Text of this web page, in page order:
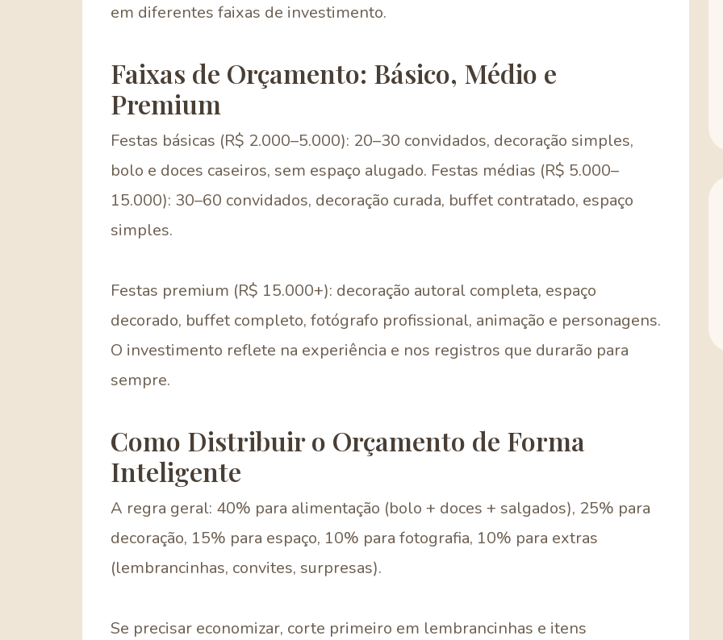
em diferentes faixas de investimento.
Faixas de Orçamento: Básico, Médio e
Premium
Festas básicas (R$ 2.000–5.000): 20–30 convidados, decoração simples,
bolo e doces caseiros, sem espaço alugado. Festas médias (R$ 5.000–
15.000): 30–60 convidados, decoração curada, buffet contratado, espaço
simples.
Festas premium (R$ 15.000+): decoração autoral completa, espaço
decorado, buffet completo, fotógrafo profissional, animação e personagens.
O investimento reflete na experiência e nos registros que durarão para
sempre.
Como Distribuir o Orçamento de Forma
Inteligente
A regra geral: 40% para alimentação (bolo + doces + salgados), 25% para
decoração, 15% para espaço, 10% para fotografia, 10% para extras
(lembrancinhas, convites, surpresas).
Se precisar economizar, corte primeiro em lembrancinhas e itens